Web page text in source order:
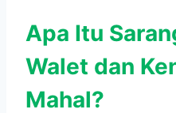
Apa Itu
Walet dan
Mahal?